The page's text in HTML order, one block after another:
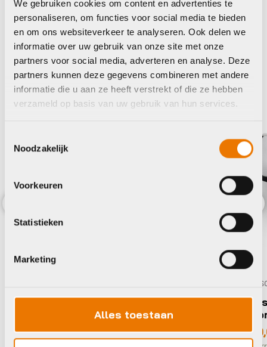
We gebruiken cookies om content en advertenties te
personaliseren, om functies voor social media te bieden
en om ons websiteverkeer te analyseren. Ook delen we
informatie over uw gebruik van onze site met onze
partners voor social media, adverteren en analyse. Deze
partners kunnen deze gegevens combineren met andere
informatie die u aan ze heeft verstrekt of die ze hebben
verzameld op basis van uw gebruik van hun services.
Noodzakelijk
Voorkeuren
Statistieken
Marketing
Alles toestaan
Maak je fiets compleet
Bekijk alle accessoires
Previous
Stylus
Fizik
Fizik schoenen
carbon white-white
€290,00